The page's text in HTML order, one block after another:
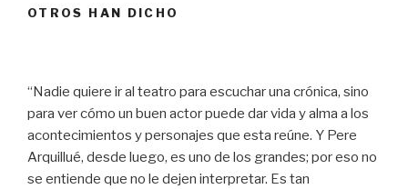
OTROS HAN DICHO
“Nadie quiere ir al teatro para escuchar una crónica, sino
para ver cómo un buen actor puede dar vida y alma a los
acontecimientos y personajes que esta reúne. Y Pere
Arquillué, desde luego, es uno de los grandes; por eso no
se entiende que no le dejen interpretar. Es tan